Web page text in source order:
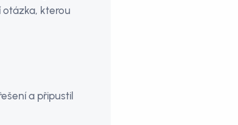
otázka, kterou
a připustil